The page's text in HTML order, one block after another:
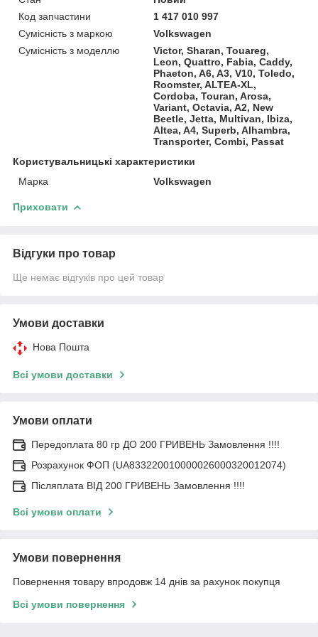
Код запчастини
1 417 010 997
Сумісність з маркою
Volkswagen
Сумісність з моделлю
Victor, Sharan, Touareg,
Leon, Quattro, Fabia, Caddy,
Phaeton, A6, A3, V10, Toledo,
Roomster, ALTEA-XL,
Cordoba, Touran, Arosa,
Variant, Octavia, A2, New
Beetle, Jetta, Multivan, Ibiza,
Altea, A4, Superb, Alhambra,
Transporter, Combi, Passat
Користувальницькі характеристики
Марка
Volkswagen
Приховати
Відгуки про товар
Ще немає відгуків про цей товар
Умови доставки
Нова Пошта
Всі умови доставки
Умови оплати
Передоплата 80 гр ДО 200 ГРИВЕНЬ Замовлення !!!!
Розрахунок ФОП (UA833220010000026000320012074)
Післяплата ВІД 200 ГРИВЕНЬ Замовлення !!!!
Всі умови оплати
Умови повернення
Повернення товару впродовж 14 днів за рахунок покупця
Всі умови повернення